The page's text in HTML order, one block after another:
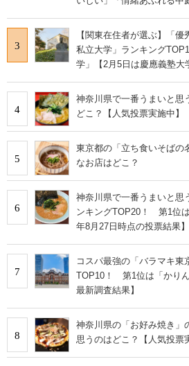
3
【関東在住者が選ぶ】「
私立大学」ランキング
学」【2月5日は慶應義塾大
4
神奈川県で一番うまいと思
どこ？【人気投票実施中】
5
東京都の「立ち食いそば
なお店はどこ？
6
神奈川県で一番うまいと思
ンキングTOP20！ 第1位
年8月27日時点の投票結果】
7
コスパ最強の「バラマキ東
TOP10！ 第1位は「かり
最新調査結果】
8
神奈川県の「お好み焼き
思うのはどこ？【人気投票